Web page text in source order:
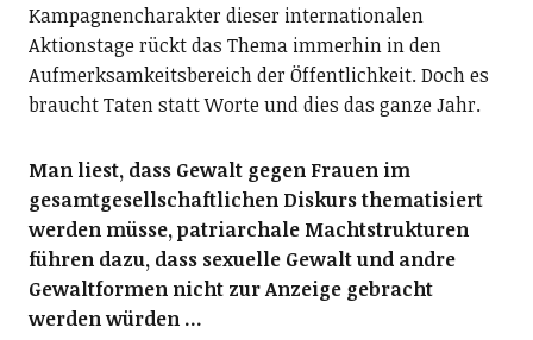
Kampagnencharakter dieser internationalen
Aktionstage rückt das Thema immerhin in den
Aufmerksamkeitsbereich der Öffentlichkeit. Doch es
braucht Taten statt Worte und dies das ganze Jahr.
Man liest, dass Gewalt gegen Frauen im
gesamtgesellschaftlichen Diskurs thematisiert
werden müsse, patriarchale Machtstrukturen
führen dazu, dass sexuelle Gewalt und andre
Gewaltformen nicht zur Anzeige gebracht
werden würden …